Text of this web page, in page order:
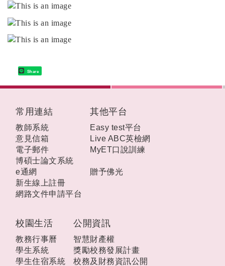
Share
校園生活
教務行事曆
學生系統
學生住宿系統
公開資訊
智慧財產權
獎勵校務發展計畫
校務及財務資訊公開
常用連結
教師系統
意見信箱
電子郵件
博碩士論文系統
e通網
新生線上註冊
網路文件申請平台
其他平台
Easy test平台
Live ABC英檢網
MyET口說訓練
贈予佛光